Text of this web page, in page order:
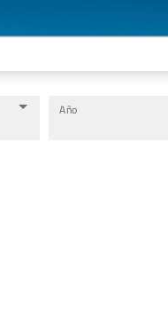
Año